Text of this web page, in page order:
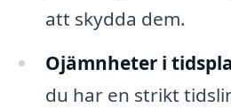
att skydda dem.
Ojämnheter i
du har en strikt